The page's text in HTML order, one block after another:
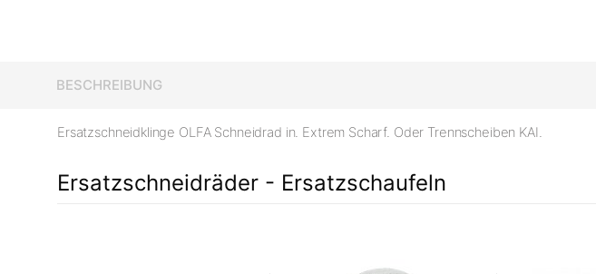
BESCHREIBUNG
Ersatzschneidklinge OLFA Schneidrad in. Extrem Scharf. Oder Trennscheiben KAI.
Ersatzschneidräder - Ersatzschaufeln